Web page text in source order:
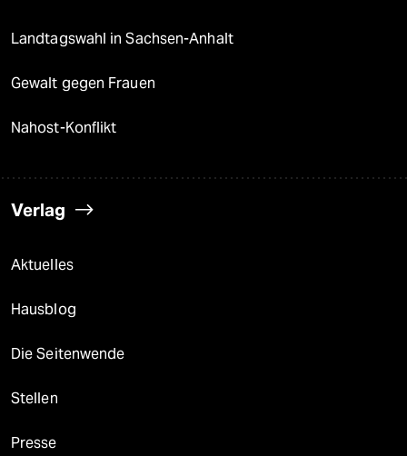
Landtagswahl in Sachsen-Anhalt
Gewalt gegen Frauen
Nahost-Konflikt
Verlag
Aktuelles
Hausblog
Die Seitenwende
Stellen
Presse